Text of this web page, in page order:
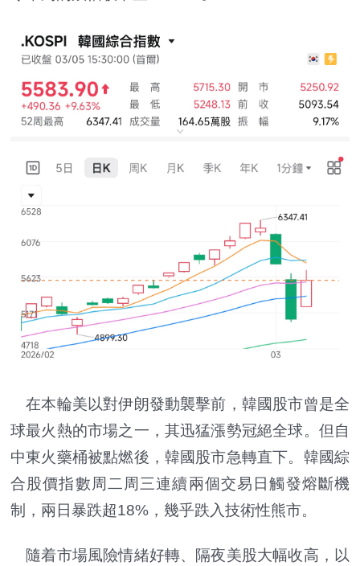
在本輪美以對伊朗發動襲擊前，韓國股市曾是全
球最火熱的市場之一，其迅猛漲勢冠絕全球。但自
中東火藥桶被點燃後，韓國股市急轉直下。韓國綜
合股價指數周二周三連續兩個交易日觸發熔斷機
制，兩日暴跌超18%，幾乎跌入技術性熊市。
隨着市場風險情緒好轉、隔夜美股大幅收高，以